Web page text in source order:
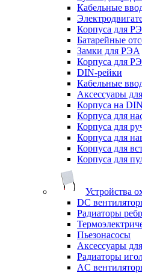
Кабельные
Корпуса для
Батарейные
Замки для РЭА
Корпуса для
DIN-рейки
Кабельные
Аксессуары
Корпуса на
Корпуса для
Корпуса для
Корпуса для
Корпуса для
Корпуса для
Устройства
DC
Радиаторы
Пьезонасосы
Аксессуары
Радиаторы
AC